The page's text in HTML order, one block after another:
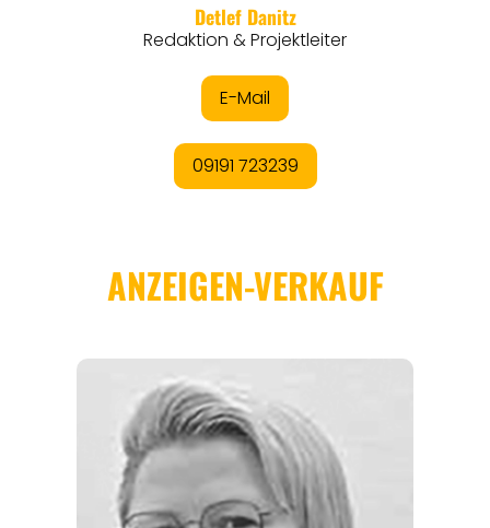
EVENTS
REISEFÜHRER